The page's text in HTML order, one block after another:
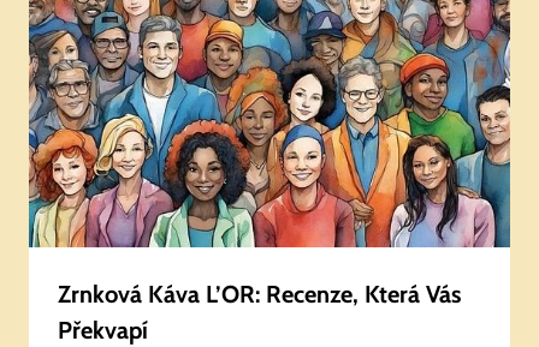
Zrnková Káva L’OR: Recenze, Která Vás
Překvapí